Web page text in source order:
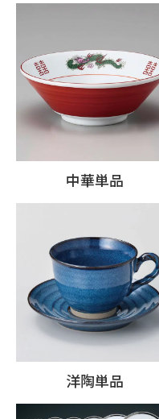
中華単品
洋陶単品